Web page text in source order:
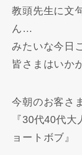
教頭先生に文
ん…
みたいな今日
皆さまはいか
今朝のお客さ
『30代40代
ョートボブ』